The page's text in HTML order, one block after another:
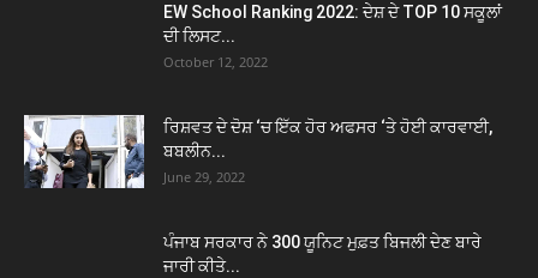
EW School Ranking 2022: ਦੇਸ਼ ਦੇ TOP 10 ਸਕੂਲਾਂ
ਦੀ ਲਿਸਟ...
October 12, 2022
ਰਿਸ਼ਵਤ ਦੇ ਦੋਸ਼ ‘ਚ ਇੱਕ ਹੋਰ ਅਫਸਰ ‘ਤੇ ਹੋਈ ਕਾਰਵਾਈ,
ਬਬਲੀਨ...
June 29, 2022
ਪੰਜਾਬ ਸਰਕਾਰ ਨੇ 300 ਯੂਨਿਟ ਮੁਫ਼ਤ ਬਿਜਲੀ ਦੇਣ ਬਾਰੇ
ਜਾਰੀ ਕੀਤੇ...